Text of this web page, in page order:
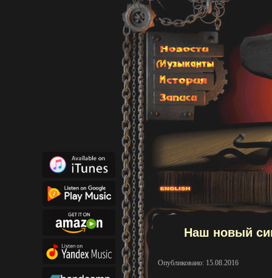
Наш новый
Опубликовано: 15.08.2016